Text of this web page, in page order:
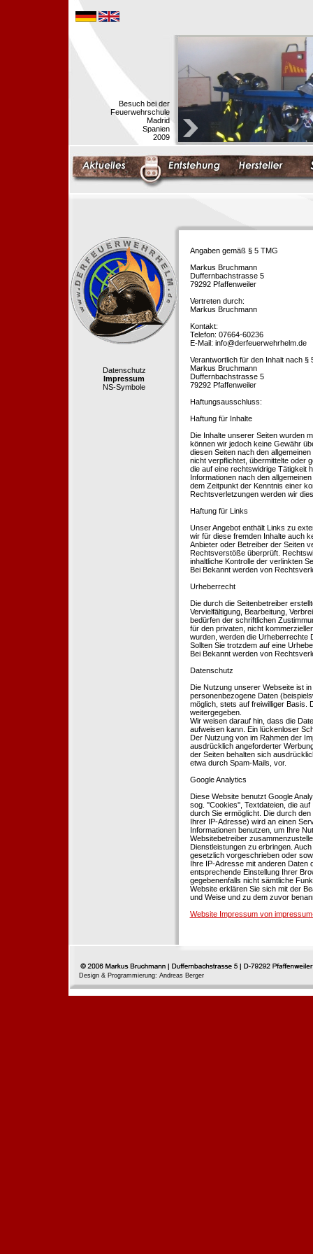
Besuch bei der
Feuerwehrschule
Madrid
Spanien
2009
Datenschutz
Impressum
NS-Symbole
Angaben gemäß § 5 TMG
Markus Bruchmann
Duffernbachstrasse 5
79292 Pfaffenweiler
Vertreten durch:
Markus Bruchmann
Kontakt:
Telefon: 07664-60236
E-Mail: info@derfeuerwehrhelm.de
Verantwortlich für den Inhalt nach §
Markus Bruchmann
Duffernbachstrasse 5
79292 Pfaffenweiler
Haftungsausschluss:
Haftung für Inhalte
Die Inhalte unserer Seiten wurden
können wir jedoch keine Gewähr
diesen Seiten nach den
nicht verpflichtet, übermittelte oder
die auf eine rechtswidrige Tätigkeit
Informationen nach den
dem Zeitpunkt der Kenntnis einer
Rechtsverletzungen werden wir
Haftung für Links
Unser Angebot enthält Links zu
wir für diese fremden Inhalte auch
Anbieter oder Betreiber der Seiten
Rechtsverstöße überprüft.
inhaltliche Kontrolle der verlinkten
Bei Bekannt werden von
Urheberrecht
Die durch die Seitenbetreiber
Vervielfältigung, Bearbeitung,
bedürfen der schriftlichen
für den privaten, nicht
wurden, werden die Urheberrechte
Sollten Sie trotzdem auf eine
Bei Bekannt werden von
Datenschutz
Die Nutzung unserer Webseite ist
personenbezogene Daten
möglich, stets auf freiwilliger Basis.
weitergegeben.
Wir weisen darauf hin, dass die
aufweisen kann. Ein lückenloser
Der Nutzung von im Rahmen der
ausdrücklich angeforderter
der Seiten behalten sich
etwa durch Spam-Mails, vor.
Google Analytics
Diese Website benutzt Google
sog. ''Cookies'', Textdateien, die
durch Sie ermöglicht. Die durch
Ihrer IP-Adresse) wird an einen
Informationen benutzen, um Ihre
Websitebetreiber
Dienstleistungen zu erbringen.
gesetzlich vorgeschrieben oder
Ihre IP-Adresse mit anderen Daten
entsprechende Einstellung Ihrer
gegebenenfalls nicht sämtliche
Website erklären Sie sich mit der
und Weise und zu dem zuvor
Website Impressum von
Design & Programmierung: Andreas Berger